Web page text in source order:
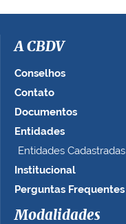
A CBDV
Conselhos
Contato
Documentos
Entidades
Entidades Cadastradas
Institucional
Perguntas Frequentes
Modalidades